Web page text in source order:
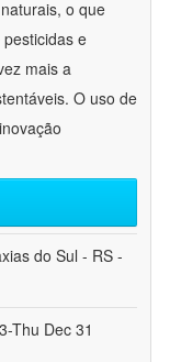
o que
e
mais a
O uso de
do Sul - RS -
Thu Dec 31